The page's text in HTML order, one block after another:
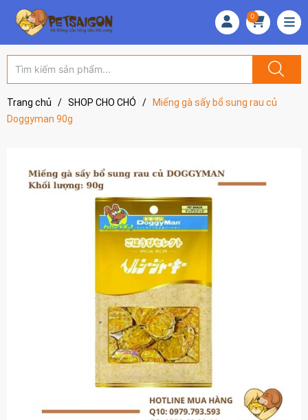
0
Trang chủ / SHOP CHO CHÓ /
Miếng gà sấy bổ sung rau củ
Doggyman 90g